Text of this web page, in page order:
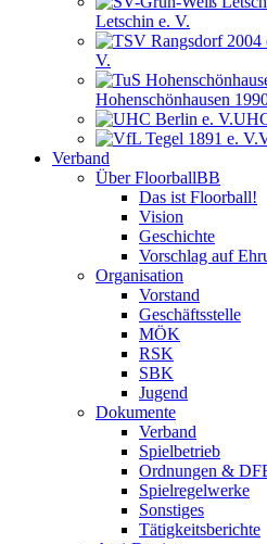
Letschin e. V.
V.
Hohenschönhausen
Verband
Über FloorballBB
Das ist Floorball!
Vision
Geschichte
Vorschlag auf
Organisation
Vorstand
Geschäftsstelle
MÖK
RSK
SBK
Jugend
Dokumente
Verband
Spielbetrieb
Ordnungen &
Spielregelwerke
Sonstiges
Tätigkeitsberichte